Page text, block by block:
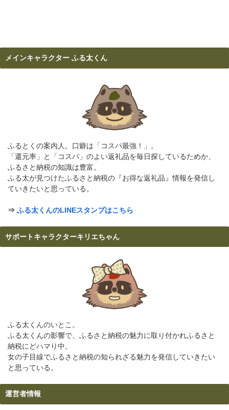
メインキャラクター ふる太くん
ふるとくの案内人。口癖は「コスパ最強！」。
「還元率」と「コスパ」のよい返礼品を毎日探しているためか、
ふるさと納税の知識は豊富。
ふる太が見つけたふるさと納税の『お得な返礼品』情報を発信し
ていきたいと思っている。
⇒ ふる太くんのLINEスタンプはこちら
サポートキャラクターキリエちゃん
ふる太くんのいとこ。
ふる太くんの影響で、ふるさと納税の魅力に取り付かれふるさと
納税にどハマり中。
女の子目線でふるさと納税の知られざる魅力を発信していきたい
と思っている。
運営者情報